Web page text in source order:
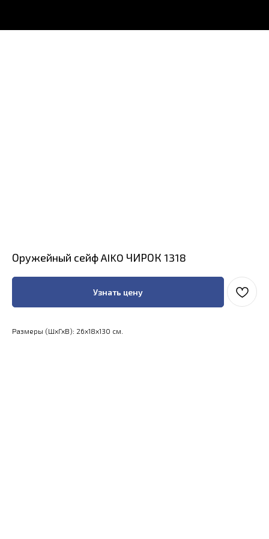
Оружейный сейф AIKO ЧИРОК 1318
Узнать цену
Размеры (ШхГхВ): 26x18x130 см.